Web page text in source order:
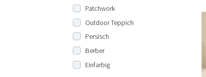
Patchwork
Outdoor Teppich
Persisch
Berber
Einfarbig